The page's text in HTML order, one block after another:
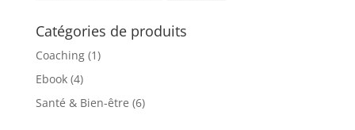
Catégories de produits
Coaching (1)
Ebook (4)
Santé & Bien-être (6)